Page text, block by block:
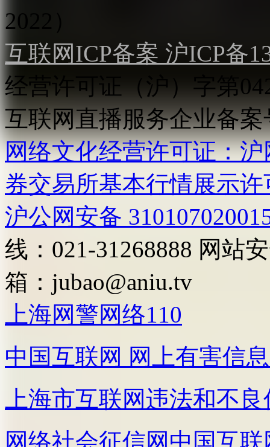
2022）
互联网ICP备案 沪ICP备
经营许可证（沪）字第
互联网直播服务企业备案
网络文化经营许可证：沪
券交易所基本行情展示许
沪公网安备
线：021-31268888 网站
箱： jubao@aniu.tv
上海网警网络110
中国互联网 网上有害信
上海市互联网违法和不
网络社会征信网 中国互